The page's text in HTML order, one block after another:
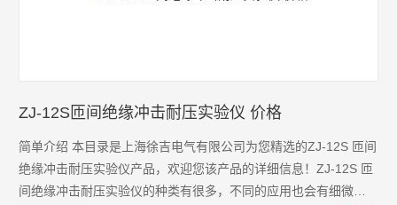
ZJ-12S匝间绝缘冲击耐压实验仪 价格
简单介绍 本目录是上海徐吉电气有限公司为您精选的ZJ-12S 匝间
绝缘冲击耐压实验仪产品，欢迎您该产品的详细信息！ZJ-12S 匝
间绝缘冲击耐压实验仪的种类有很多，不同的应用也会有细微的